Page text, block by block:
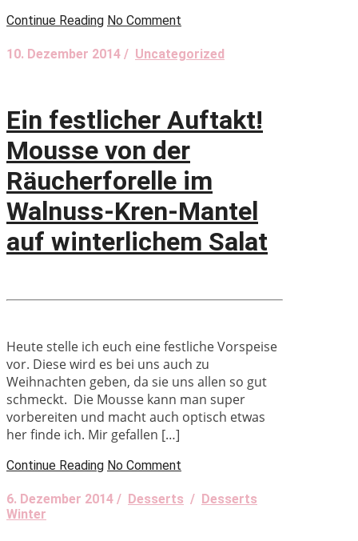
Continue Reading No Comment
10. Dezember 2014 / Uncategorized
Ein festlicher Auftakt!
Mousse von der
Räucherforelle im
Walnuss-Kren-Mantel
auf winterlichem Salat
Heute stelle ich euch eine festliche Vorspeise
vor. Diese wird es bei uns auch zu
Weihnachten geben, da sie uns allen so gut
schmeckt. Die Mousse kann man super
vorbereiten und macht auch optisch etwas
her finde ich. Mir gefallen […]
Continue Reading No Comment
6. Dezember 2014 / Desserts / Desserts
Winter